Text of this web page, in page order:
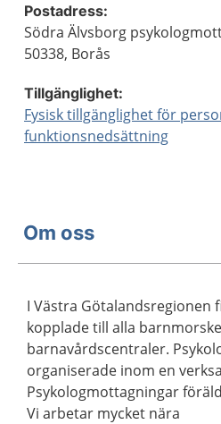
Postadress:
Södra Älvsborg
50338, Borås
Tillgänglighet:
Fysisk tillgänglighet för
funktionsnedsättning
Om oss
I Västra Götalandsregionen
kopplade till alla
barnavårdscentraler.
organiserade inom en
Psykologmottagningar
Vi arbetar mycket nära